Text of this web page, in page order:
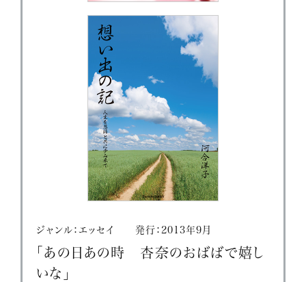
ジャンル：エッセイ 発行：2013年9月
「あの日あの時 杏奈のおばばで嬉し
いな」